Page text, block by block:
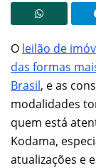
O leilão de
das formas
Brasil, e as
modalidades
quem está
Kodama,
atualizações e